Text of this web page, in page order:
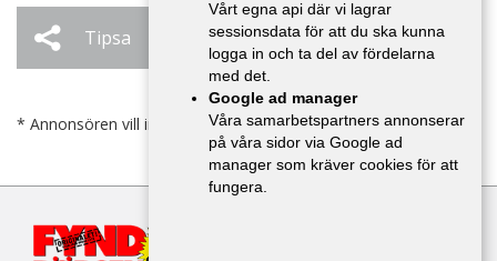
Tipsa Ändra / Ta bort
* Annonsören vill inte bli kontaktad av försäljare.
Vårt egna api där vi lagrar
sessionsdata för att du ska kunna
logga in och ta del av fördelarna
med det.
Google ad manager
Våra samarbetspartners annonserar
på våra sidor via Google ad
manager som kräver cookies för att
fungera.